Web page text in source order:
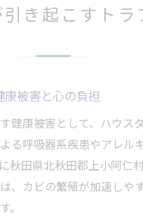
き起こすトラ
康被害と心の負担
健康被害として、ハウス
る呼吸器系疾患やアレル
秋田県北秋田郡上小阿仁
、カビの繁殖が加速しや
。